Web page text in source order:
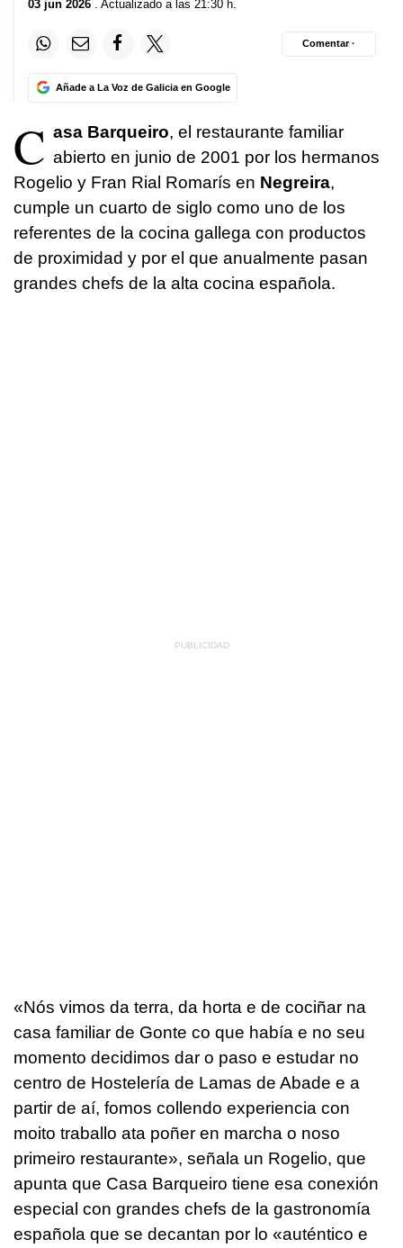
03 jun 2026 . Actualizado a las 21:30 h.
Añade a La Voz de Galicia en Google
Comentar ·
C asa Barqueiro, el restaurante familiar
abierto en junio de 2001 por los hermanos
Rogelio y Fran Rial Romarís en Negreira,
cumple un cuarto de siglo como uno de los
referentes de la cocina gallega con productos
de proximidad y por el que anualmente pasan
grandes chefs de la alta cocina española.
«Nós vimos da terra, da horta e de cociñar na
casa familiar de Gonte co que había e no seu
momento decidimos dar o paso e estudar no
centro de Hostelería de Lamas de Abade e a
partir de aí, fomos collendo experiencia con
moito traballo ata poñer en marcha o noso
primeiro restaurante», señala un Rogelio, que
apunta que Casa Barqueiro tiene esa conexión
especial con grandes chefs de la gastronomía
española que se decantan por lo «auténtico e